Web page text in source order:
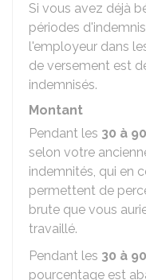
Si vous avez déjà
périodes
l'employeur dans
de versement est
indemnisés.
Montant
Pendant les 30 à
selon votre
indemnités, qui en
permettent de
brute que vous
travaillé.
Pendant les 30 à
pourcentage est